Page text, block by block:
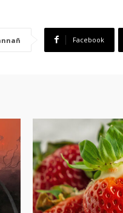
Facebook